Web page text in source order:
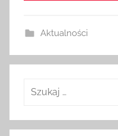
Aktualności
Szukaj: